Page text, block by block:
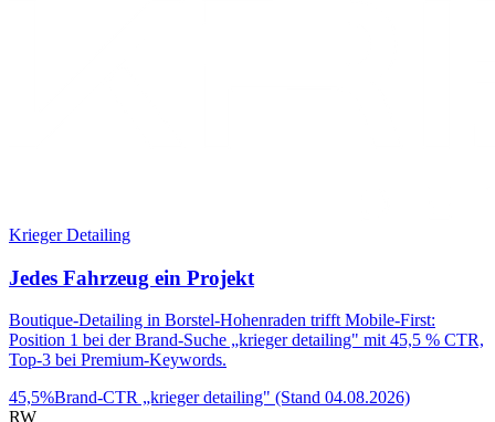
Krieger Detailing
Jedes Fahrzeug ein Projekt
Boutique-Detailing in Borstel-Hohenraden trifft Mobile-First:
Position 1 bei der Brand-Suche „krieger detailing" mit 45,5 % CTR,
Top-3 bei Premium-Keywords.
45,5%Brand-CTR „krieger detailing" (Stand 04.08.2026)
RW